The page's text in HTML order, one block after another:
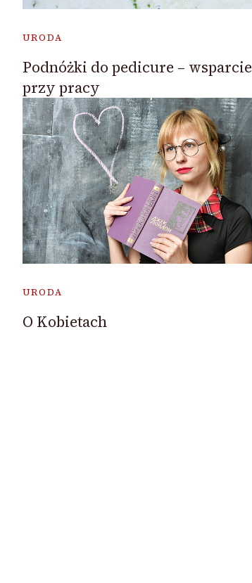
URODA
Podnóżki do pedicure – wsparcie
przy pracy
URODA
O Kobietach